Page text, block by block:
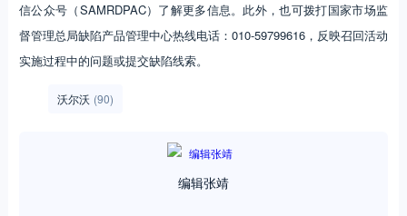
信公众号（SAMRDPAC）了解更多信息。此外，也可拨打国家市场监
督管理总局缺陷产品管理中心热线电话：010-59799616，反映召回活动
实施过程中的问题或提交缺陷线索。
沃尔沃 (90)
编辑张靖